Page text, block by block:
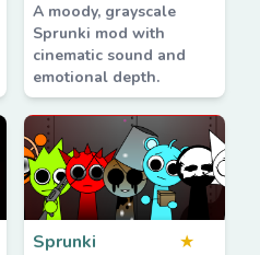
A moody, grayscale
Sprunki mod with
cinematic sound and
emotional depth.
Sprunki
★